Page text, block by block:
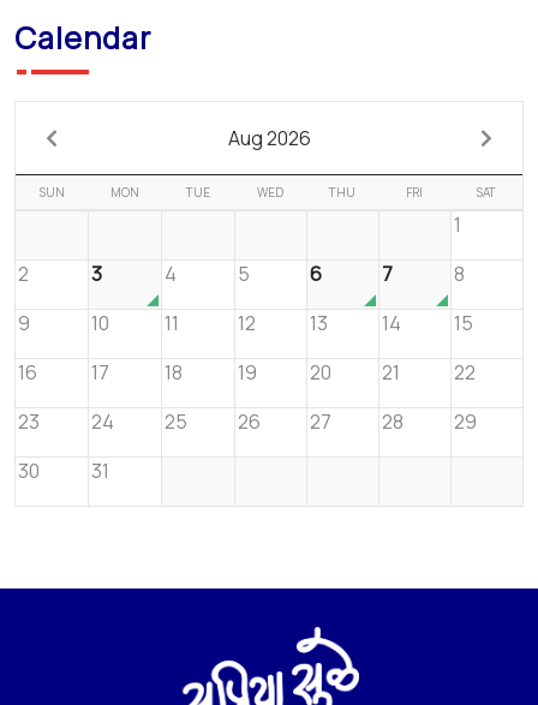
Calendar
Aug 2026
SUN MON TUE WED THU FRI SAT
1
2
3 4 5 6 7
8
9
10 11 12 13 14
15
16
17 18 19 20 21
22
23
24 25 26 27 28
29
30
31